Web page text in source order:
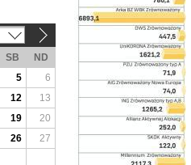
SB
ND
5
6
12
13
19
20
26
27